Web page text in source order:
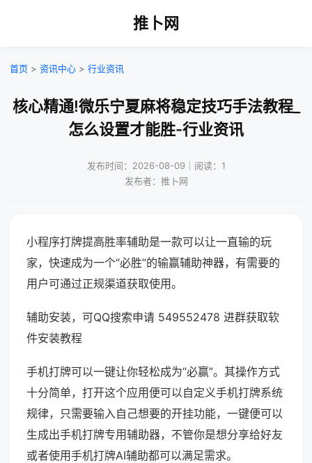
推卜网
首页 > 资讯中心 > 行业资讯
核心精通!微乐宁夏麻将稳定技巧手法教程_
怎么设置才能胜-行业资讯
发布时间：2026-08-09｜阅读：1
发布者：推卜网
小程序打牌提高胜率辅助是一款可以让一直输的玩
家，快速成为一个“必胜”的输赢辅助神器，有需要的
用户可通过正规渠道获取使用。
辅助安装，可QQ搜索申请 549552478 进群获取软
件安装教程
手机打牌可以一键让你轻松成为“必赢”。其操作方式
十分简单，打开这个应用便可以自定义手机打牌系统
规律，只需要输入自己想要的开挂功能，一键便可以
生成出手机打牌专用辅助器，不管你是想分享给好友
或者使用手机打牌AI辅助都可以满足需求。